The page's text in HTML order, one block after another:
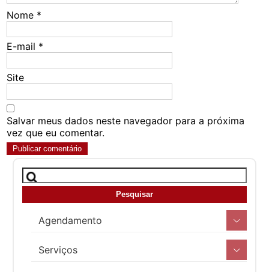
Nome *
E-mail *
Site
Salvar meus dados neste navegador para a próxima
vez que eu comentar.
Agendamento
Serviços